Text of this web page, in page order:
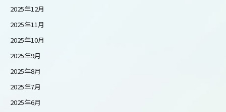
2025年12月
2025年11月
2025年10月
2025年9月
2025年8月
2025年7月
2025年6月